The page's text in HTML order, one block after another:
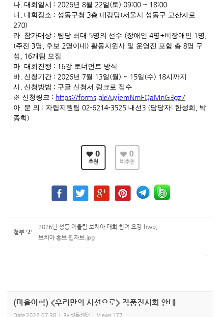
나 대회일시 : 2026년 8월 22일 (토) 09:00 ~ 18:00
다 대회장소 : 성동구청 3층 대강당(서울시 성동구 고산자로
270)
라 참가대상 : 팀당 최대 5명의 선수 (장애인 4명+비장애인 1 명
(주전 3명 후보 2명이내 ) 활동지원사 및 운영진 포함 총 8명 구
성
, 16개팀 모집
마 대회진행 : 16강 토너먼트 방식
바 신청기간 : 2026년 7월 13일 (월) ~ 15일 (수) 18시까지
사 신청방법 : 구글 신청서 링크로 접수
※ 신청링크 : https://forms.gle/uyjemNmFQaMnG3gz7
아 문 의 : 자립지원팀 02-6214-3525 내선 3 (담당자: 한성희
박
종희 )
0
추천
0
비추천
첨부 '2'
2026년 성동 어울림 보치아 대회 참여 요강.hwp
보치아 홍보 웹자보.jpg
(마을야학) <우리만의 시선으로> 작품전시회 안내
Date 2026.07.30 By성동센터 Views 177